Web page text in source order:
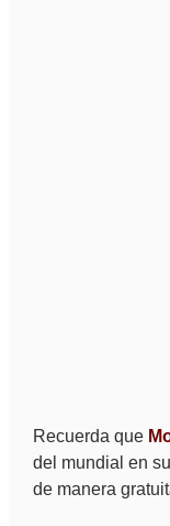
Recuerda que
del mundial en
de manera